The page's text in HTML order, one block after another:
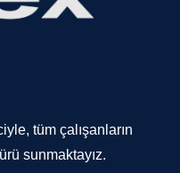
tüm çalışanların
sunmaktayız.